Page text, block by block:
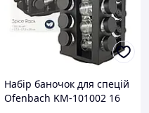
Набір баночок для спецій
Ofenbach KM-101002 16